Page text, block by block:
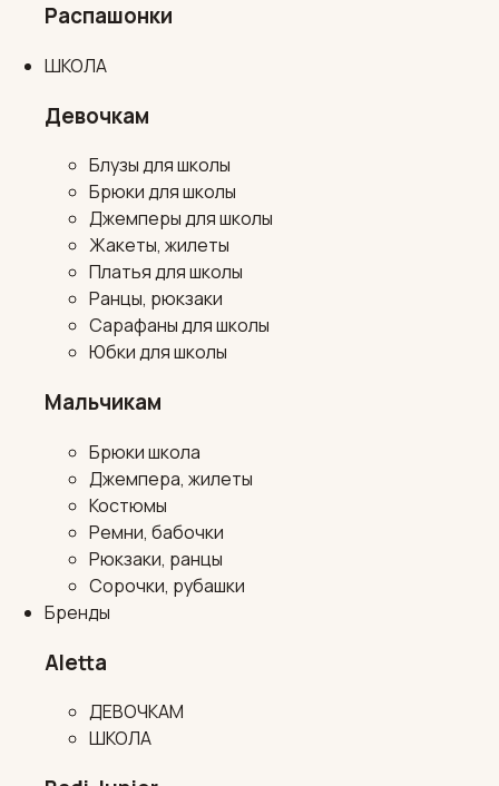
Распашонки
ШКОЛА
Девочкам
Блузы для школы
Брюки для школы
Джемперы для школы
Жакеты, жилеты
Платья для школы
Ранцы, рюкзаки
Сарафаны для школы
Юбки для школы
Мальчикам
Брюки школа
Джемпера, жилеты
Костюмы
Ремни, бабочки
Рюкзаки, ранцы
Сорочки, рубашки
Бренды
Aletta
ДЕВОЧКАМ
ШКОЛА